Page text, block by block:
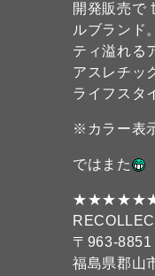
開発販売で
ルブランド
ティ溢れる
アスレチッ
ライフスタ
※カラー表
ではまた
〒963-8851
福島県郡山